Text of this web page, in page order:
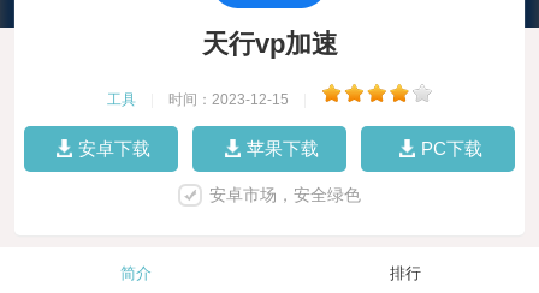
天行vp加速
工具 时间：2023-12-15
安卓下载 苹果下载 PC下载
安卓市场，安全绿色
简介 排行